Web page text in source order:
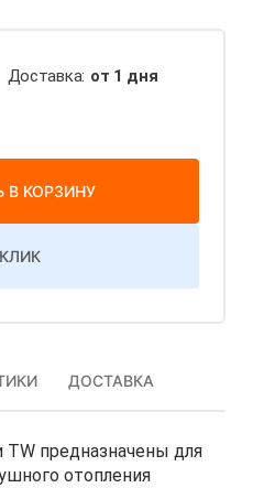
Доставка: от 1 дня
В КОРЗИНУ
ДОСТАВКА
предназначены для
отопления